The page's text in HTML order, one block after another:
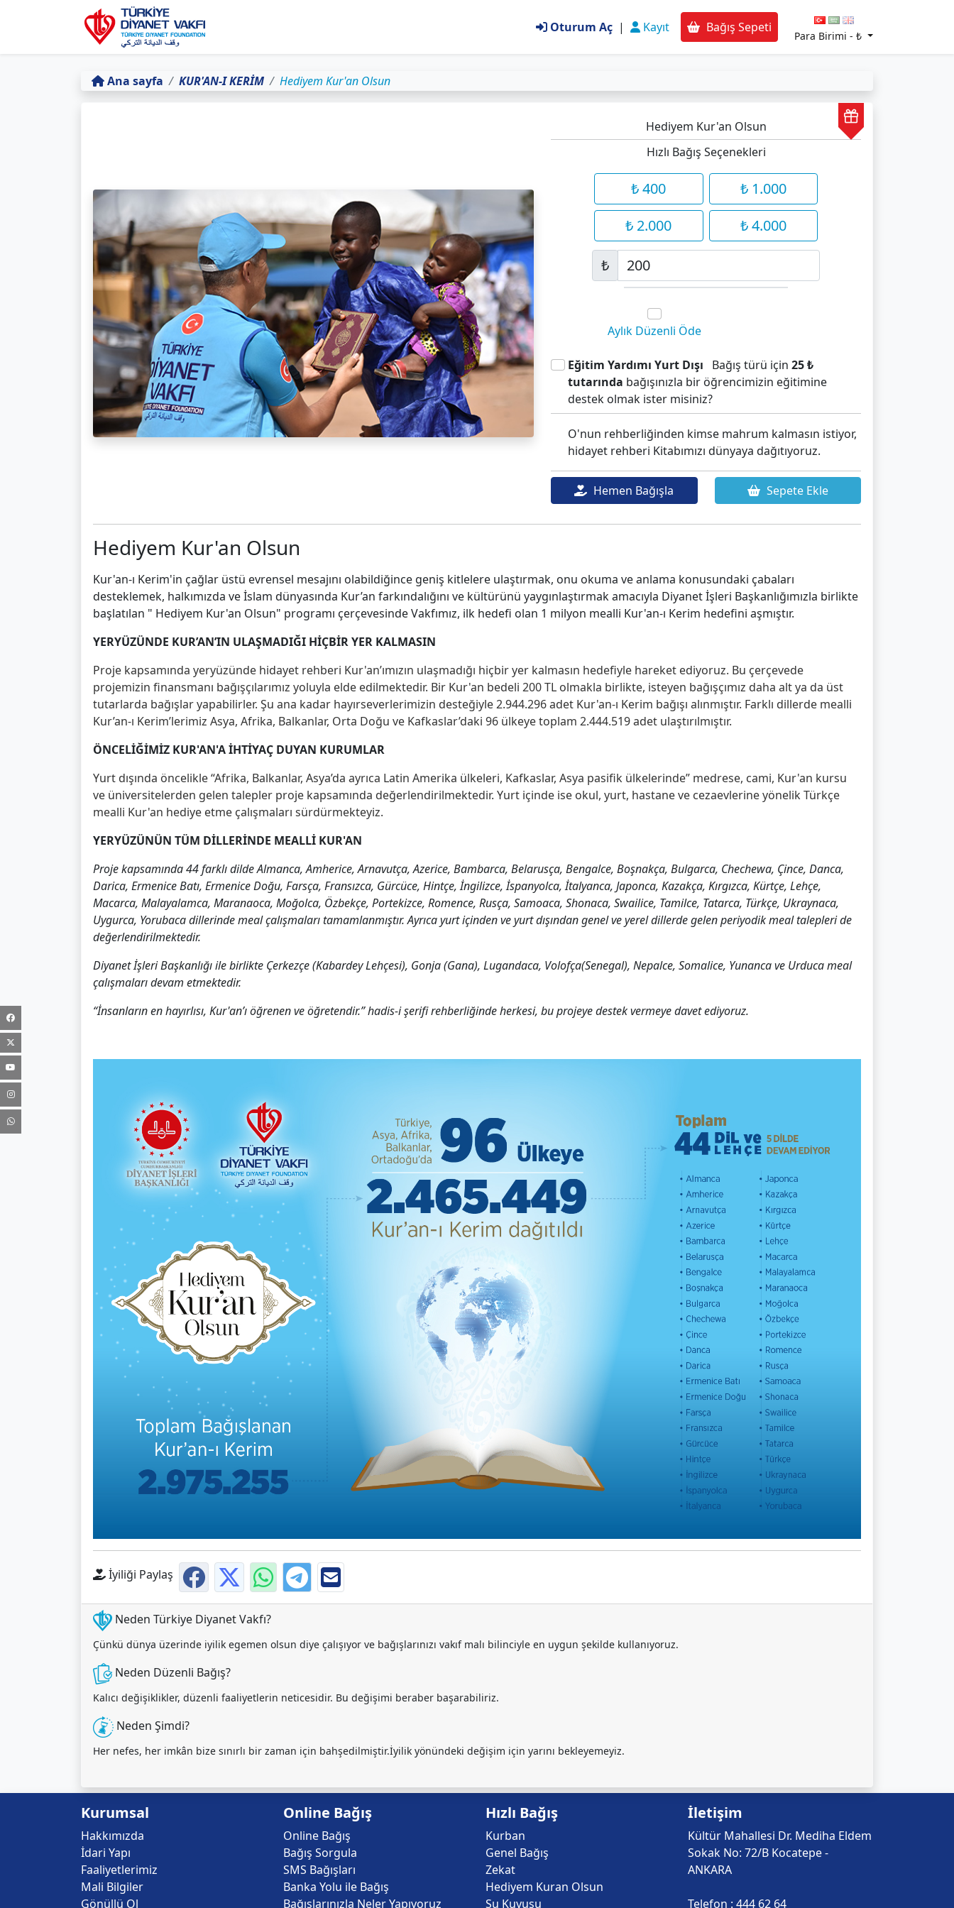
Oturum Aç | Kayıt Bağış Sepeti
Para Birimi -₺
Ana sayfa KUR'AN-I KERİM Hediyem Kur'an Olsun
Hediyem Kur'an Olsun
Hızlı Bağış Seçenekleri
₺ 400
₺ 1.000
₺ 2.000
₺ 4.000
₺
Aylık Düzenli Öde
Eğitim Yardımı Yurt Dışı Bağış türü için25 ₺
tutarında bağışınızla bir öğrencimizin eğitimine
destek olmak ister misiniz?
O'nun rehberliğinden kimse mahrum kalmasın istiyor,
hidayet rehberi Kitabımızı dünyaya dağıtıyoruz.
Hemen Bağışla Sepete Ekle
Hediyem Kur'an Olsun
Kur'an-ı Kerim'in çağlar üstü evrensel mesajını olabildiğince geniş kitlelere ulaştırmak, onu okuma ve anlama konusundaki çabaları
desteklemek, halkımızda ve İslam dünyasında Kur’an farkındalığını ve kültürünü yaygınlaştırmak amacıyla Diyanet İşleri Başkanlığımızla birlikte
başlatılan " Hediyem Kur'an Olsun" programı çerçevesinde Vakfımız, ilk hedefi olan 1 milyon mealli Kur'an-ı Kerim hedefini aşmıştır.
YERYÜZÜNDE KUR’AN’IN ULAŞMADIĞI HİÇBİR YER KALMASIN
Proje kapsamında yeryüzünde hidayet rehberi Kur'an’ımızın ulaşmadığı hiçbir yer kalmasın hedefiyle hareket ediyoruz. Bu çerçevede
projemizin finansmanı bağışçılarımız yoluyla elde edilmektedir. Bir Kur'an bedeli 200 TL olmakla birlikte, isteyen bağışçımız daha alt ya da üst
tutarlarda bağışlar yapabilirler. Şu ana kadar hayırseverlerimizin desteğiyle 2.944.296 adet Kur'an-ı Kerim bağışı alınmıştır. Farklı dillerde mealli
Kur’an-ı Kerim’lerimiz Asya, Afrika, Balkanlar, Orta Doğu ve Kafkaslar’daki 96 ülkeye toplam 2.444.519 adet ulaştırılmıştır.
ÖNCELİĞİMİZ KUR'AN'A İHTİYAÇ DUYAN KURUMLAR
Yurt dışında öncelikle “Afrika, Balkanlar, Asya’da ayrıca Latin Amerika ülkeleri, Kafkaslar, Asya pasifik ülkelerinde” medrese, cami, Kur'an kursu
ve üniversitelerden gelen talepler proje kapsamında değerlendirilmektedir. Yurt içinde ise okul, yurt, hastane ve cezaevlerine yönelik Türkçe
mealli Kur'an hediye etme çalışmaları sürdürmekteyiz.
YERYÜZÜNÜN TÜM DİLLERİNDE MEALLİ KUR'AN
Proje kapsamında 44 farklı dilde Almanca, Amherice, Arnavutça, Azerice, Bambarca, Belarusça, Bengalce, Boşnakça, Bulgarca, Chechewa, Çince, Danca,
Darica, Ermenice Batı, Ermenice Doğu, Farsça, Fransızca, Gürcüce, Hintçe, İngilizce, İspanyolca, İtalyanca, Japonca, Kazakça, Kırgızca, Kürtçe, Lehçe,
Macarca, Malayalamca, Maranaoca, Moğolca, Özbekçe, Portekizce, Romence, Rusça, Samoaca, Shonaca, Swailice, Tamilce, Tatarca, Türkçe, Ukraynaca,
Uygurca, Yorubaca dillerinde meal çalışmaları tamamlanmıştır. Ayrıca yurt içinden ve yurt dışından genel ve yerel dillerde gelen periyodik meal talepleri de
değerlendirilmektedir.
Diyanet İşleri Başkanlığı ile birlikte Çerkezçe (Kabardey Lehçesi), Gonja (Gana), Lugandaca, Volofça(Senegal), Nepalce, Somalice, Yunanca ve Urduca meal
çalışmaları devam etmektedir.
“İnsanların en hayırlısı, Kur'an’ı öğrenen ve öğretendir.” hadis-i şerifi rehberliğinde herkesi, bu projeye destek vermeye davet ediyoruz.
İyiliği Paylaş
Neden Türkiye Diyanet Vakfı?
Çünkü dünya üzerinde iyilik egemen olsun diye çalışıyor ve bağışlarınızı vakıf malı bilinciyle en uygun şekilde kullanıyoruz.
Neden Düzenli Bağış?
Kalıcı değişiklikler, düzenli faaliyetlerin neticesidir. Bu değişimi beraber başarabiliriz.
Neden Şimdi?
Her nefes, her imkân bize sınırlı bir zaman için bahşedilmiştir.İyilik yönündeki değişim için yarını bekleyemeyiz.
Kurumsal
Hakkımızda
İdari Yapı
Faaliyetlerimiz
Mali Bilgiler
Gönüllü Ol
Online Bağış
Online Bağış
Bağış Sorgula
SMS Bağışları
Banka Yolu ile Bağış
Bağışlarınızla Neler Yapıyoruz
Hızlı Bağış
Kurban
Genel Bağış
Zekat
Hediyem Kuran Olsun
Su Kuyusu
İletişim
Kültür Mahallesi Dr. Mediha Eldem
Sokak No: 72/B Kocatepe -
ANKARA
Telefon : 444 62 64